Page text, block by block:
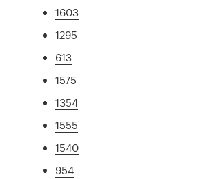
1603
1295
613
1575
1354
1555
1540
954